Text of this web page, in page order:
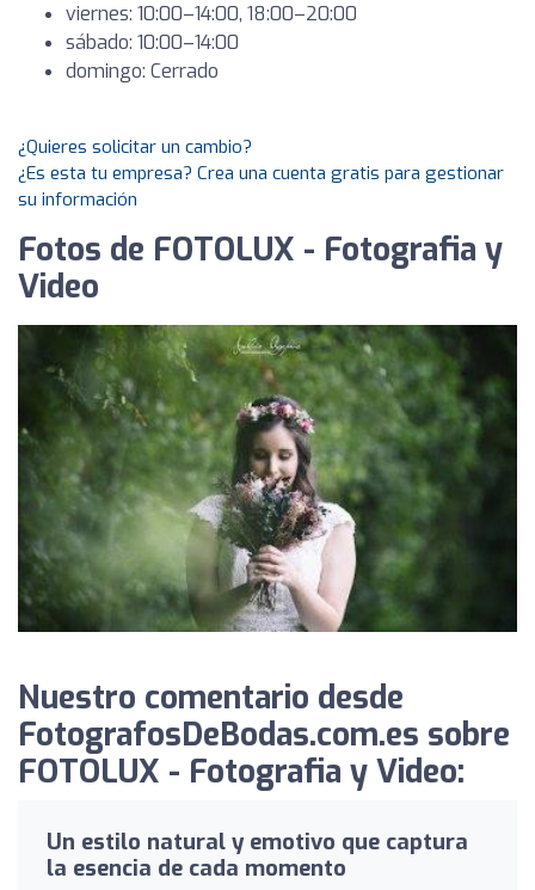
viernes: 10:00–14:00, 18:00–20:00
sábado: 10:00–14:00
domingo: Cerrado
¿Quieres solicitar un cambio?
¿Es esta tu empresa? Crea una cuenta gratis para gestionar
su información
Fotos de FOTOLUX - Fotografia y
Video
Nuestro comentario desde
FotografosDeBodas.com.es sobre
FOTOLUX - Fotografia y Video:
Un estilo natural y emotivo que captura
la esencia de cada momento